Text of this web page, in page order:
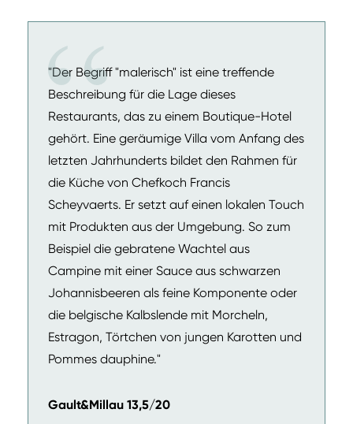
"Der Begriff "malerisch" ist eine treffende
Beschreibung für die Lage dieses
Restaurants, das zu einem Boutique-Hotel
gehört. Eine geräumige Villa vom Anfang des
letzten Jahrhunderts bildet den Rahmen für
die Küche von Chefkoch Francis
Scheyvaerts. Er setzt auf einen lokalen Touch
mit Produkten aus der Umgebung. So zum
Beispiel die gebratene Wachtel aus
Campine mit einer Sauce aus schwarzen
Johannisbeeren als feine Komponente oder
die belgische Kalbslende mit Morcheln,
Estragon, Törtchen von jungen Karotten und
Pommes dauphine."
Gault&Millau 13,5/20